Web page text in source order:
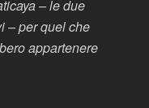
– le due
– per quel che
appartenere